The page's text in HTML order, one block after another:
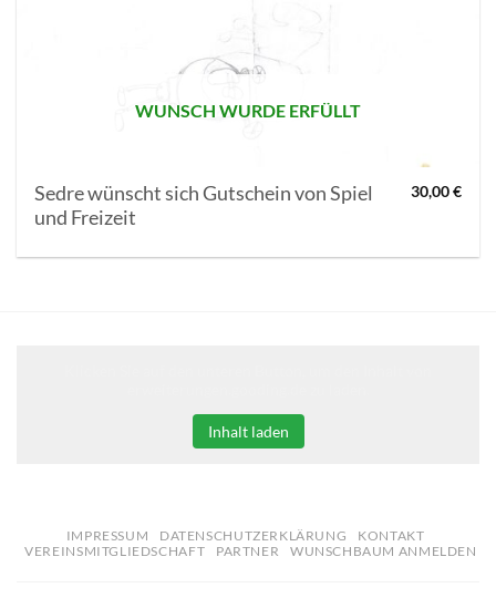
WUNSCH WURDE ERFÜLLT
Sedre wünscht sich Gutschein von Spiel
und Freizeit
30,00€
Inhalt laden
IMPRESSUM DATENSCHUTZERKLÄRUNG
KONTAKT
VEREINSMITGLIEDSCHAFT
PARTNER WUNSCHBAUM ANMELDEN